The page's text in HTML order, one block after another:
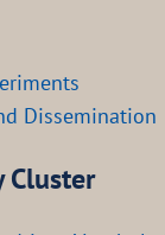
Dissemination
Cluster